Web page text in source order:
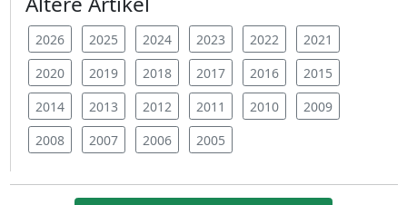
2026 2025 2024 2023 2022
2021
2020
2019 2018 2017 2016
2015
2014
2013 2012 2011 2010
2009
2008
2007 2006 2005